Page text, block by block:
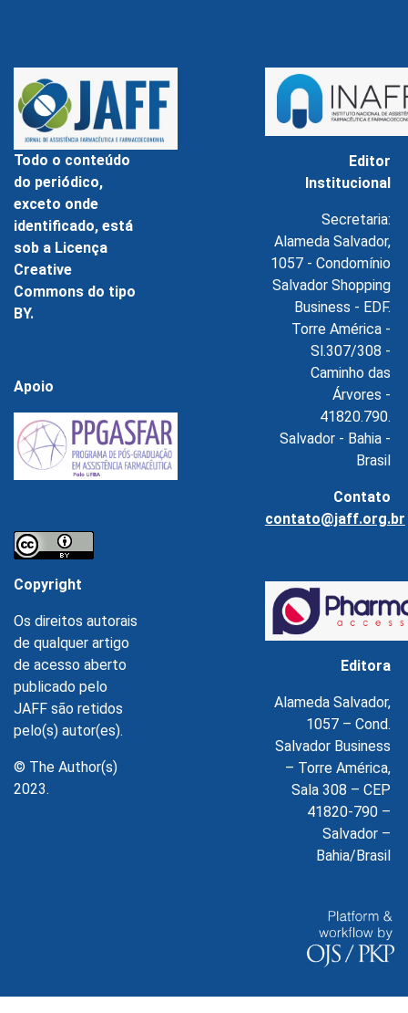
Todo o conteúdo
do periódico,
exceto onde
identificado, está
sob a Licença
Creative
Commons do tipo
BY.
Apoio
Copyright
Os direitos autorais
de qualquer artigo
de acesso aberto
publicado pelo
JAFF são retidos
pelo(s) autor(es).
© The Author(s)
2023.
Editor
Institucional
Secretaria:
Alameda Salvador,
1057 - Condomínio
Salvador Shopping
Business - EDF.
Torre América -
Sl.307/308 -
Caminho das
Árvores -
41820.790.
Salvador - Bahia -
Brasil
Contato
contato@jaff.org.br
Editora
Alameda Salvador,
1057 – Cond.
Salvador Business
– Torre América,
Sala 308 – CEP
41820-790 –
Salvador –
Bahia/Brasil